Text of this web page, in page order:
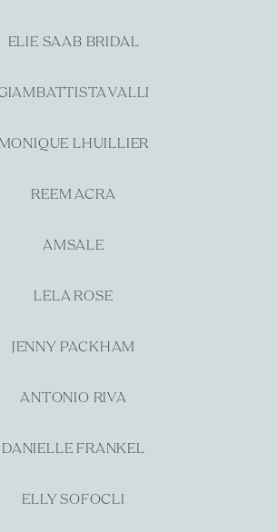
ELIE SAAB BRIDAL
VALLI
MONIQUE LHUILLIER
REEM ACRA
AMSALE
LELA ROSE
JENNY PACKHAM
ANTONIO RIVA
DANIELLE FRANKEL
ELLY SOFOCLI